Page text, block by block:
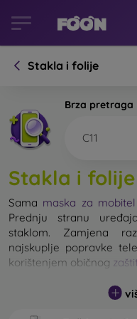
Stakla i folije
Brza pretraga
C11
Stakla i folije
Sama maska za mobitel
Prednju stranu
staklom. Zamjena
najskuplje popravke
korištenjem običnog
Nerazbijivo staklo za